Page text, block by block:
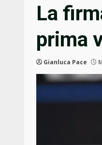
La
prima
Gianluca Pace